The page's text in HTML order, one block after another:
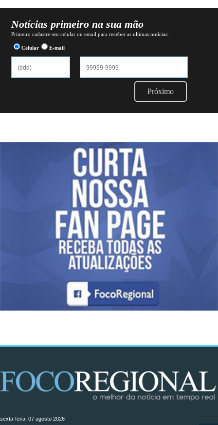
Notícias primeiro na sua mão
Primeiro cadastre seu celular ou email para receber as ultimas notícias.
Celular E-mail
Próximo
sexta-feira, 07 agosto 2026